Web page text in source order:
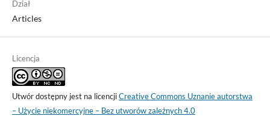
Dział
Articles
Licencja
Utwór dostępny jest na licencjiCreative Commons Uznanie autorstwa
– Użycie niekomercyjne – Bez utworów zależnych 4.0